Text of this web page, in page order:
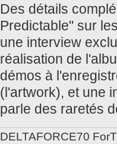
Des détails
Predictable" sur
une interview
réalisation de
démos à
(l'artwork), et une
parle des raretés
DELTAFORCE70